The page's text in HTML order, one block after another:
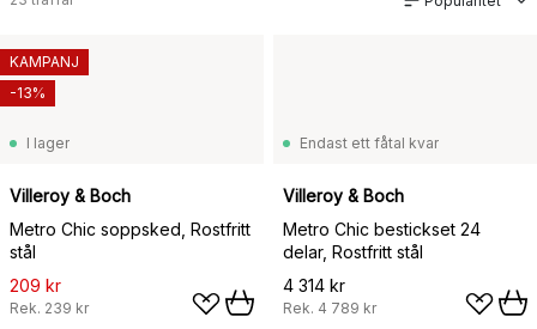
I lager
Villeroy & Boch
Metro Chic soppsked, Rostfritt
stål
209 kr
Rek. 239 kr
KAMPANJ
-13%
Endast ett fåtal kvar
Villeroy & Boch
Metro Chic bestickset 24
delar, Rostfritt stål
4 314 kr
Rek. 4 789 kr